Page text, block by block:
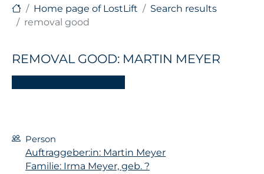
Home page of LostLift
Search results
removal good
REMOVAL GOOD: MARTIN MEYER
Person
Auftraggeber:in: Martin Meyer
Familie: Irma Meyer, geb. ?